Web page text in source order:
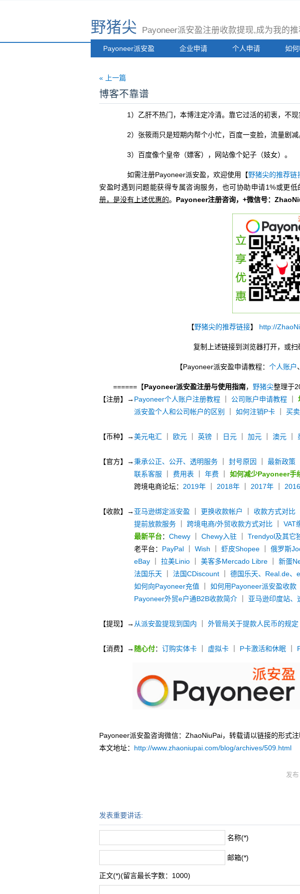
野猪尖 Payoneer派安盈注册收款提现,成为我的
Payoneer派安盈 企业申请 个人申请 如
« 上一篇
博客不靠谱
1）乙肝不热门，本博注定冷清。靠它过活的初衷，不现
2）张筱雨只是短期内帮个小忙，百度一变脸，流量剧减
3）百度像个皇帝（嫖客），网站像个妃子（妓女）。
如需注册Payoneer派安盈，欢迎使用【野猪尖的推荐链
安盈时遇到问题能获得专属咨询服务，也可协助申请1%或更低
册，是没有上述优惠的。 Payoneer注册咨询，+微信号：
【野猪尖的推荐链接】 http://
复制上述链接到浏览器打开，或
【Payoneer派安盈申请教程：个人账户
======【Payoneer派安盈注册与使用指南， 野猪尖整理于
【注册】→ Payoneer个人账户注册教程 公司账户申请教程 ｜
派安盈个人和公司帐户的区别
｜如何注销P卡 买
【币种】→美元电汇 欧元 ｜英镑 日元 ｜加元 ｜澳元 ｜
【官方】→秉承公正、公开、透明服务 ｜封号原因 ｜最新政策
联系客服
费用表 ｜年费 ｜如何减少Payoneer手
跨境电商论坛： 2019年 2018年 2017年
【收款】→ 亚马逊绑定派安盈 更换收款帐户 收款方式对比
提前放款服务
跨境电商/外贸收款方式对比 ｜VAT
最新平台：Chewy ｜Chewy入驻 ｜Trendyol及其它
老平台： PayPal ｜Wish 虾皮Shopee ｜俄罗斯
eBay ｜拉美Linio ｜美客多Mercado Libre ｜新蛋
法国乐天
法国CDiscount ｜德国乐天、Real.de、
如何向Payoneer充值 ｜如何用Payoneer派安盈收款
Payoneer外贸e户通B2B收款简介
亚马逊印度站、
【提现】→ 从派安盈提现到国内 ｜外管局关于提款人民币的规定
【消费】→ 随心付：订购实体卡 虚拟卡 P卡激活和休眠
Payoneer派安盈咨询微信：ZhaoNiuPai，转载请以链接的形式
本文地址： http://www.zhaoniupai.com/blog/archives/509.html
发
发表重要讲话:
名称(*)
邮箱(*)
正文(*)(留言最长字数：1000)